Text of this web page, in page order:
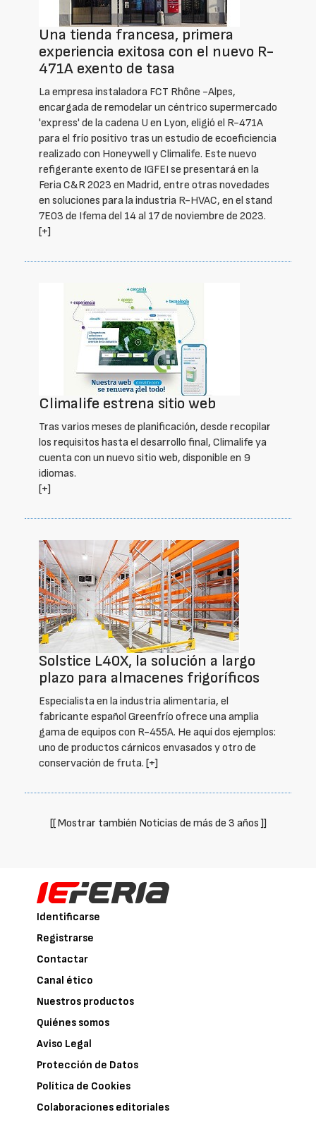
Una tienda francesa, primera
experiencia exitosa con el nuevo R-
471A exento de tasa
La empresa instaladora FCT Rhône -Alpes,
encargada de remodelar un céntrico supermercado
'express' de la cadena U en Lyon, eligió el R-471A
para el frío positivo tras un estudio de ecoeficiencia
realizado con Honeywell y Climalife. Este nuevo
refigerante exento de IGFEI se presentará en la
Feria C&R 2023 en Madrid, entre otras novedades
en soluciones para la industria R-HVAC, en el stand
7E03 de Ifema del 14 al 17 de noviembre de 2023.
[+]
Climalife estrena sitio web
Tras varios meses de planificación, desde recopilar
los requisitos hasta el desarrollo final, Climalife ya
cuenta con un nuevo sitio web, disponible en 9
idiomas.
[+]
Solstice L40X, la solución a largo
plazo para almacenes frigoríficos
Especialista en la industria alimentaria, el
fabricante español Greenfrío ofrece una amplia
gama de equipos con R-455A. He aquí dos ejemplos:
uno de productos cárnicos envasados y otro de
conservación de fruta. [+]
[[ Mostrar también Noticias de más de 3 años ]]
Identificarse
Registrarse
Contactar
Canal ético
Nuestros productos
Quiénes somos
Aviso Legal
Protección de Datos
Política de Cookies
Colaboraciones editoriales